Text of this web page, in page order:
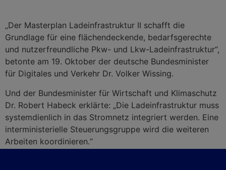
„Der Masterplan Ladeinfrastruktur II schafft die
Grundlage für eine flächendeckende, bedarfsgerechte
und nutzerfreundliche Pkw- und Lkw-Ladeinfrastruktur“,
betonte am 19. Oktober der deutsche Bundesminister
für Digitales und Verkehr Dr. Volker Wissing.
Und der Bundesminister für Wirtschaft und Klimaschutz
Dr. Robert Habeck erklärte: „Die Ladeinfrastruktur muss
systemdienlich in das Stromnetz integriert werden. Eine
interministerielle Steuerungsgruppe wird die weiteren
Arbeiten koordinieren.“